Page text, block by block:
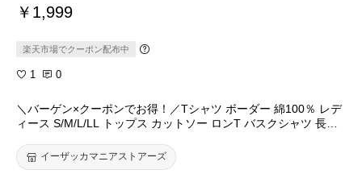
￥1,999
楽天市場でクーポン配布中
1 0
＼バーゲン×クーポンでお得！／Tシャツ ボーダー 綿100％ レデ
ィース S/M/L/LL トップス カットソー ロンT バスクシャツ 長袖
e（ズーティー）：ほぼシミヘン加工 フレンチバスクシャツ［ボ
ーダー］
イーザッカマニアストアーズ